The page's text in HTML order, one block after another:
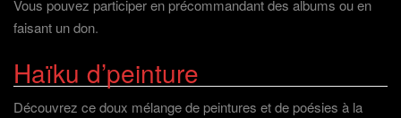
Vous pouvez participer en précommandant des albums ou en
faisant un don.
Haïku d’peinture
Découvrez ce doux mélange de peintures et de poésies à la